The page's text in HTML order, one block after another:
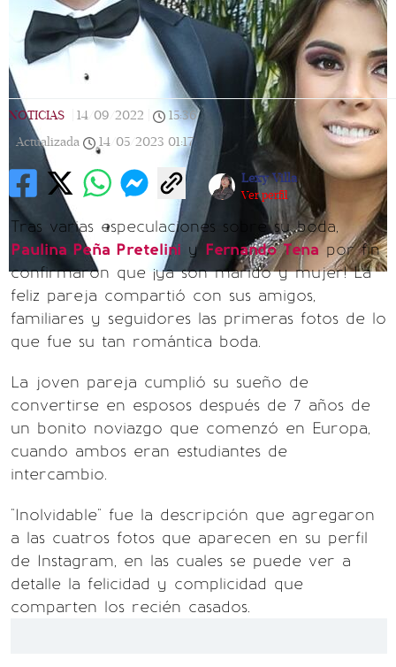
NOTICIAS 14/09/2022 15:36 |
Actualizada
14/05/2023 01:17
Lexy Villa
Ver perfil
Tras varias especulaciones sobre su boda,
Paulina Peña Pretelini y Fernando Tenapor fin
confirmaron que ¡ya son marido y mujer! La
feliz pareja compartió con sus amigos,
familiares y seguidores las primeras fotos de lo
que fue su tan romántica boda.
La joven pareja cumplió su sueño de
convertirse en esposos después de 7 años de
un bonito noviazgo que comenzó en Europa,
cuando ambos eran estudiantes de
intercambio.
"Inolvidable" fue la descripción que agregaron
a las cuatros fotos que aparecen en su perfil
de Instagram, en las cuales se puede ver a
detalle la felicidad y complicidad que
comparten los recién casados.